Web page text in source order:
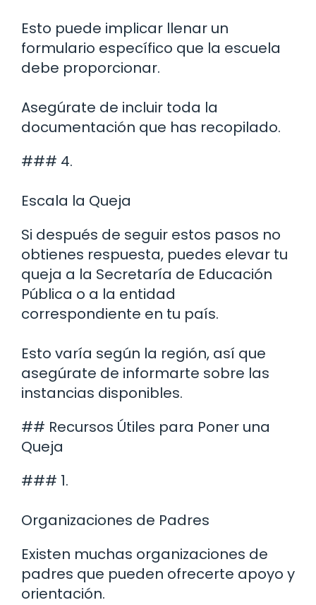
Esto puede implicar llenar un
formulario específico que la escuela
debe proporcionar.
Asegúrate de incluir toda la
documentación que has recopilado.
### 4.
Escala la Queja
Si después de seguir estos pasos no
obtienes respuesta, puedes elevar tu
queja a la Secretaría de Educación
Pública o a la entidad
correspondiente en tu país.
Esto varía según la región, así que
asegúrate de informarte sobre las
instancias disponibles.
## Recursos Útiles para Poner una
Queja
### 1.
Organizaciones de Padres
Existen muchas organizaciones de
padres que pueden ofrecerte apoyo y
orientación.